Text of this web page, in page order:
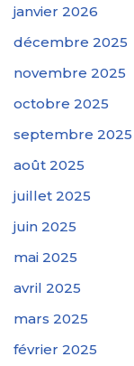
janvier 2026
décembre 2025
novembre 2025
octobre 2025
septembre 2025
août 2025
juillet 2025
juin 2025
mai 2025
avril 2025
mars 2025
février 2025